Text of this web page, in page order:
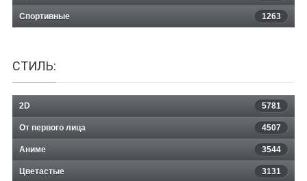
Спортивные 1263
СТИЛЬ:
2D 5781
От первого лица 4507
Аниме 3544
Цветастые 3131